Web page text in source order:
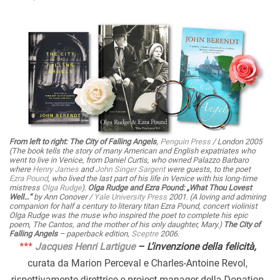
From left to right: The City of Falling Angels, Penguin Press / London 2005
(The book tells the story of many American and English expatriates who
went to live in Venice, from Daniel Curtis, who owned Palazzo Barbaro
where Henry James andJohn Singer Sargentwere guests, to the poet
Ezra Pound, who lived the last part of his life in Venice with his long-time
mistress Olga Rudge). Olga Rudge and Ezra Pound: „What Thou Lovest
Well…“by Ann Conover / Yale University Press 2001. (A loving and admiring
companion for half a century to literary titan Ezra Pound, concert violinist
Olga Rudge was the muse who inspired the poet to complete his epic
poem, The Cantos, and the mother of his only daughter, Mary.) The City of
Falling Angels– paperback edition, Sceptre 2006.
*** Jacques Henri Lartigue– L’invenzione della felicità,
curata da Marion Perceval e Charles-Antoine Revol,